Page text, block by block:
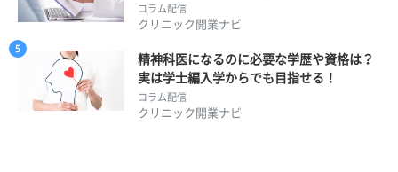
コラム配信
クリニック開業ナビ
精神科医になるのに必要な学歴や資格は？
実は学士編入学からでも目指せる！
コラム配信
クリニック開業ナビ